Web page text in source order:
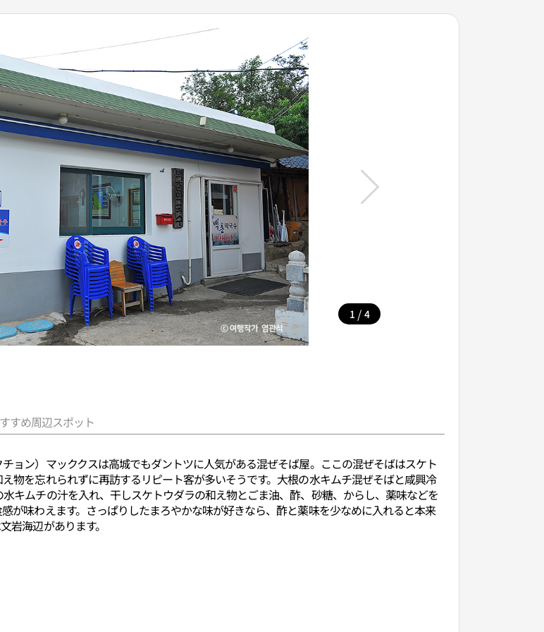
1 / 4
すめ周辺スポット
ョン）マッククスは高城でもダントツに人気がある混ぜそば屋。ここの混ぜそばはスケト
物を忘れられずに再訪するリピート客が多いそうです。大根の水キムチ混ぜそばと咸興冷
キムチの汁を入れ、干しスケトウダラの和え物とごま油、酢、砂糖、からし、薬味などを
が味わえます。さっぱりしたまろやかな味が好きなら、酢と薬味を少なめに入れると本来
岩海辺があります。